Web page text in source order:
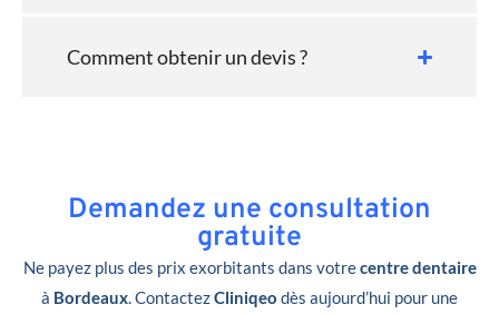
Comment obtenir un devis ?
Demandez une consultation
gratuite
Ne payez plus des prix exorbitants dans votrecentre dentaire
à Bordeaux. ContactezCliniqeo dès aujourd’hui pour une